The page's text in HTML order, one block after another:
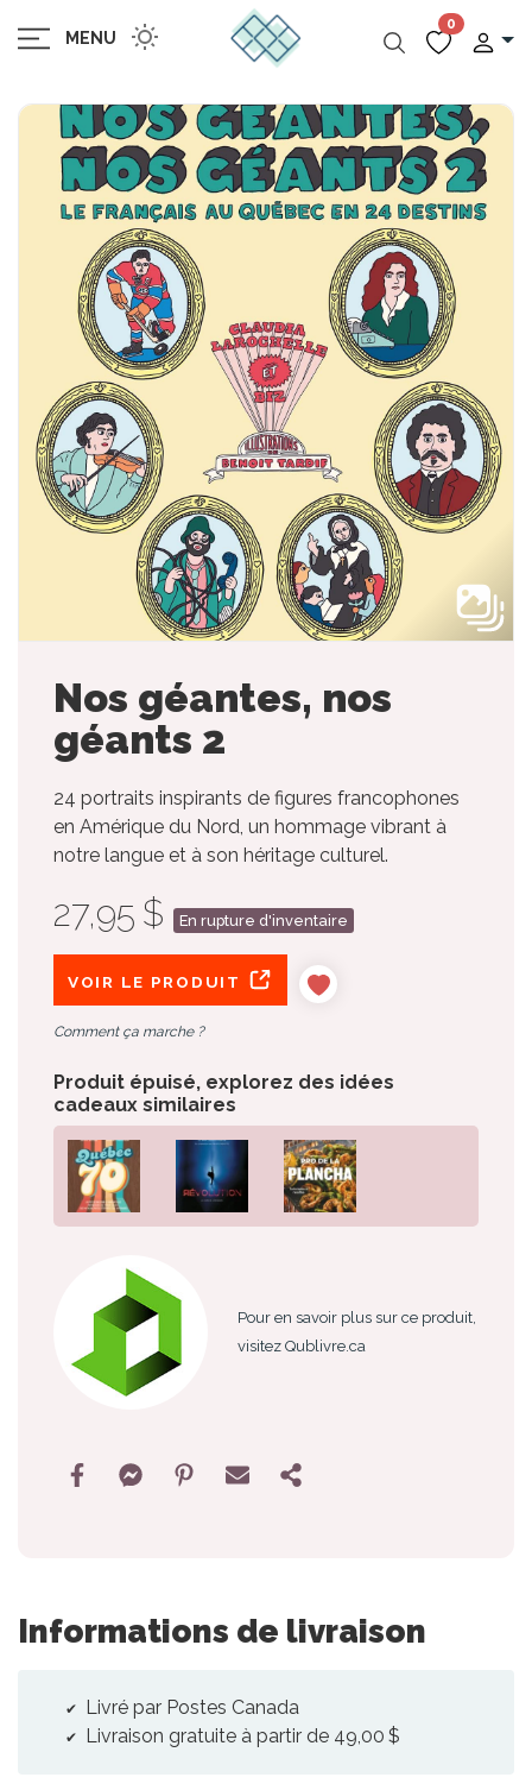
MENU
0
Nos géantes, nos
géants 2
24 portraits inspirants de figures francophones
en Amérique du Nord, un hommage vibrant à
notre langue et à son héritage culturel.
27,95 $ En rupture d'inventaire
VOIR LE PRODUIT
Comment ça marche ?
Produit épuisé, explorez des idées
cadeaux similaires
Pour en savoir plus sur ce produit,
visitez Qublivre.ca
Informations de livraison
Livré par Postes Canada
Livraison gratuite à partir de 49,00 $